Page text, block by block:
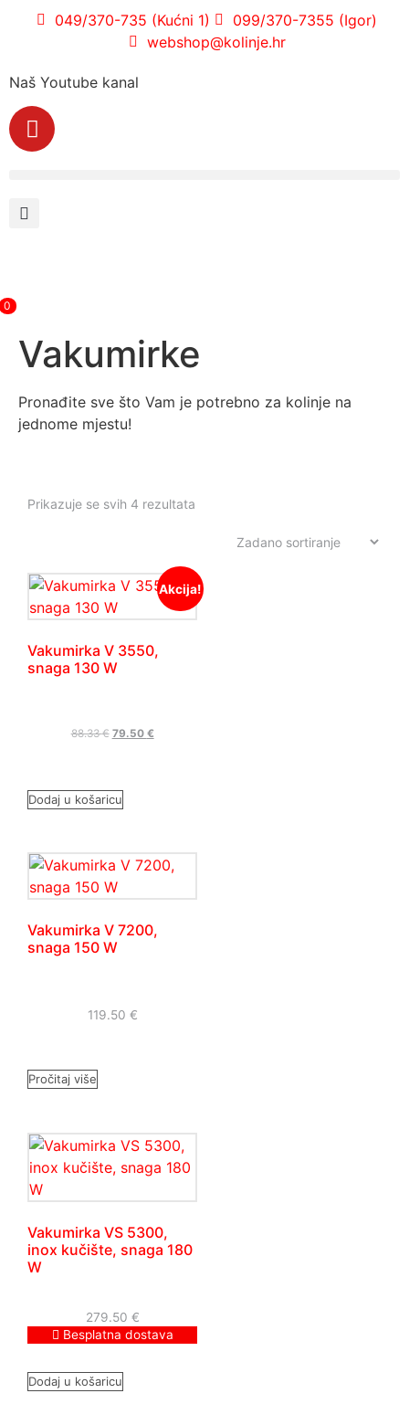
049/370-735 (Kućni 1)
099/370-7355 (Igor)
webshop@kolinje.hr
Naš Youtube kanal
0
Vakumirke
Pronađite sve što Vam je potrebno za kolinje na
jednome mjestu!
Prikazuje se svih 4 rezultata
Akcija!
Vakumirka V 3550,
snaga 130 W
88.33€ 79.50 €
Dodaj u košaricu
Vakumirka V 7200,
snaga 150 W
119.50 €
Pročitaj više
Vakumirka VS 5300,
inox kučište, snaga 180
W
279.50 €
Besplatna dostava
Dodaj u košaricu